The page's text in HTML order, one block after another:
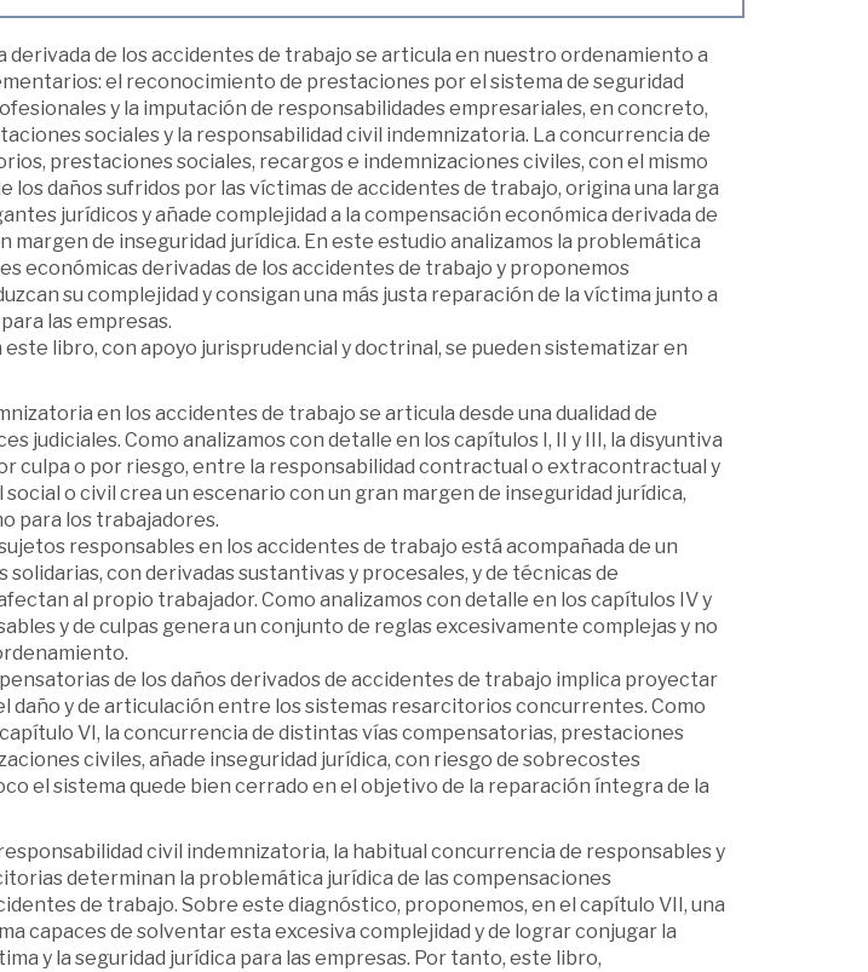
derivada de los accidentes de trabajo se articula en nuestro ordenamiento a
el reconocimiento de prestaciones por el sistema de seguridad
y la imputación de responsabilidades empresariales, en concreto,
sociales y la responsabilidad civil indemnizatoria. La concurrencia de
prestaciones sociales, recargos e indemnizaciones civiles, con el mismo
los daños sufridos por las víctimas de accidentes de trabajo, origina una larga
jurídicos y añade complejidad a la compensación económica derivada de
margen de inseguridad jurídica. En este estudio analizamos la problemática
económicas derivadas de los accidentes de trabajo y proponemos
su complejidad y consigan una más justa reparación de la víctima junto a
las empresas.
este libro, con apoyo jurisprudencial y doctrinal, se pueden sistematizar en
en los accidentes de trabajo se articula desde una dualidad de
judiciales. Como analizamos con detalle en los capítulos I, II y III, la disyuntiva
culpa o por riesgo, entre la responsabilidad contractual o extracontractual y
o civil crea un escenario con un gran margen de inseguridad jurídica,
para los trabajadores.
responsables en los accidentes de trabajo está acompañada de un
con derivadas sustantivas y procesales, y de técnicas de
al propio trabajador. Como analizamos con detalle en los capítulos IV y
y de culpas genera un conjunto de reglas excesivamente complejas y no
de los daños derivados de accidentes de trabajo implica proyectar
daño y de articulación entre los sistemas resarcitorios concurrentes. Como
VI, la concurrencia de distintas vías compensatorias, prestaciones
civiles, añade inseguridad jurídica, con riesgo de sobrecostes
el sistema quede bien cerrado en el objetivo de la reparación íntegra de la
civil indemnizatoria, la habitual concurrencia de responsables y
determinan la problemática jurídica de las compensaciones
de trabajo. Sobre este diagnóstico, proponemos, en el capítulo VII, una
capaces de solventar esta excesiva complejidad y de lograr conjugar la
y la seguridad jurídica para las empresas. Por tanto, este libro,